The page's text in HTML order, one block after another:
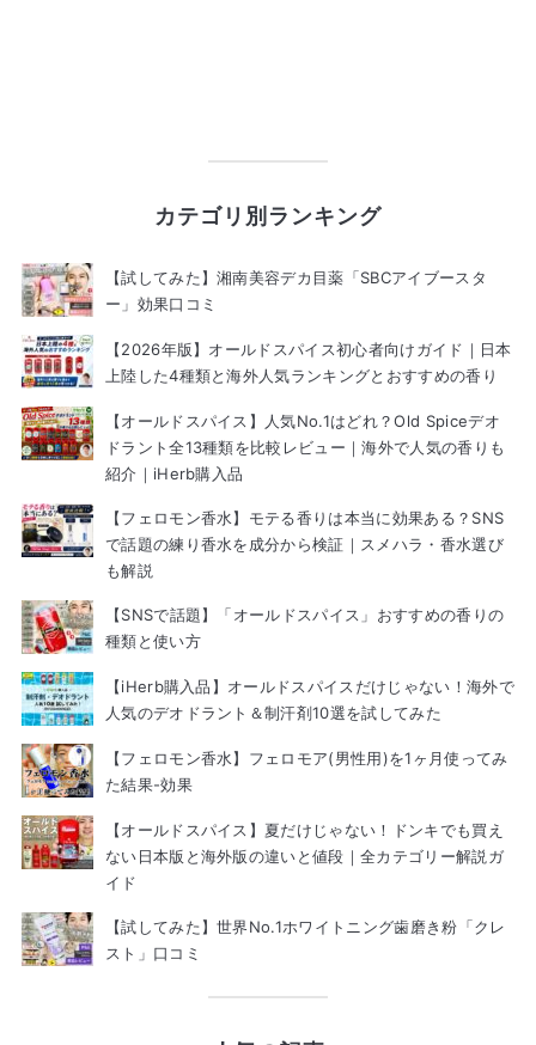
カテゴリ別ランキング
【試してみた】湘南美容デカ目薬「SBCアイブースタ
ー」効果口コミ
【2026年版】オールドスパイス初心者向けガイド｜日本
上陸した4種類と海外人気ランキングとおすすめの香り
【オールドスパイス】人気No.1はどれ？Old Spiceデオ
ドラント全13種類を比較レビュー｜海外で人気の香りも
紹介｜iHerb購入品
【フェロモン香水】モテる香りは本当に効果ある？SNS
で話題の練り香水を成分から検証｜スメハラ・香水選び
も解説
【SNSで話題】「オールドスパイス」おすすめの香りの
種類と使い方
【iHerb購入品】オールドスパイスだけじゃない！海外で
人気のデオドラント＆制汗剤10選を試してみた
【フェロモン香水】フェロモア(男性用)を1ヶ月使ってみ
た結果-効果
【オールドスパイス】夏だけじゃない！ドンキでも買え
ない日本版と海外版の違いと値段｜全カテゴリー解説ガ
イド
【試してみた】世界No.1ホワイトニング歯磨き粉「クレ
スト」口コミ